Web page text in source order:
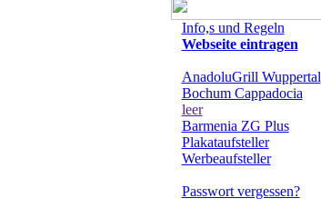
Info,s und Regeln
Webseite eintragen
AnadoluGrill Wuppertal
Bochum Cappadocia
leer
Barmenia ZG Plus
Plakataufsteller
Werbeaufsteller
Passwort vergessen?